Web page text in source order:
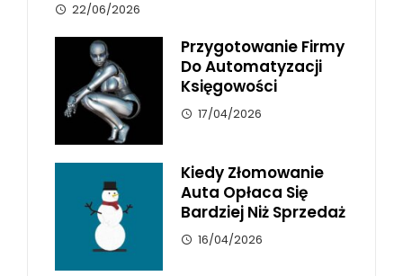
22/06/2026
Przygotowanie Firmy
Do Automatyzacji
Księgowości
17/04/2026
Kiedy Złomowanie
Auta Opłaca Się
Bardziej Niż Sprzedaż
16/04/2026